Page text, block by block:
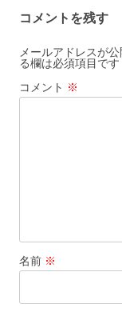
ビ
ゲ
ー
シ
コメントを残す
メールアドレスが
る欄は必須項目です
コメント ※
名前 ※